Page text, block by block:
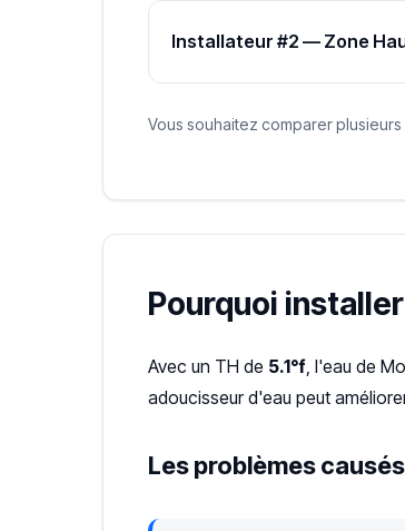
Installateur #2 — Zone
Vous souhaitez comparer plusieurs
Pourquoi
Avec un TH de 5.1°f, l'eau de
adoucisseur d'eau peut
Les problèmes